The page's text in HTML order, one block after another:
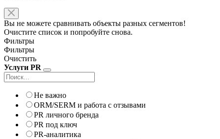
Вы не можете сравнивать объекты разных сегментов!
Очистите список и попробуйте снова.
Фильтры
Фильтры
Очистить
Услуги PR
Не важно
ORM/SERM и работа с отзывами
PR личного бренда
PR под ключ
PR-аналитика